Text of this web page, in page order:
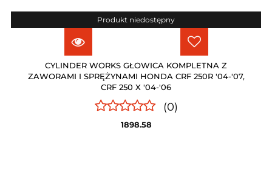
Produkt niedostępny
CYLINDER WORKS GŁOWICA KOMPLETNA Z
ZAWORAMI I SPRĘŻYNAMI HONDA CRF 250R '04-'07,
CRF 250 X '04-'06
(0)
1898.58